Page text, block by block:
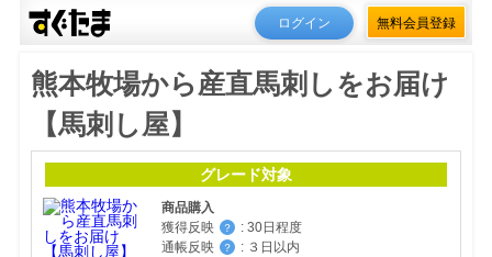
ログイン 無料会員登録
熊本牧場から産直馬刺しをお届け
【馬刺し屋】
グレード対象
商品購入
獲得反映
？ : 30日程度
通帳反映
？ : ３日以内